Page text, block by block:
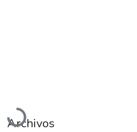
Cargando...
Archivos